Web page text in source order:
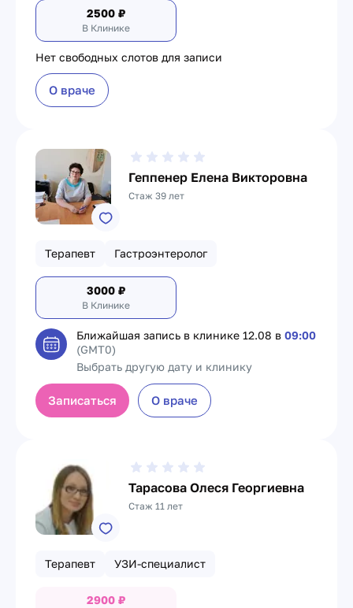
2500 ₽
В Клинике
Нет свободных слотов для записи
О враче
Геппенер Елена Викторовна
Стаж 39 лет
Терапевт Гастроэнтеролог
3000 ₽
В Клинике
Ближайшая запись в клинике 12.08 в 09:00
(GMT0)
Выбрать другую дату и клинику
Записаться О враче
Тарасова Олеся Георгиевна
Стаж 11 лет
Терапевт УЗИ-специалист
2900 ₽